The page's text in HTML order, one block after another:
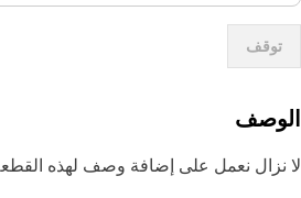
توقف
نزال نعمل على إضافة وصف لهذه القطعة.